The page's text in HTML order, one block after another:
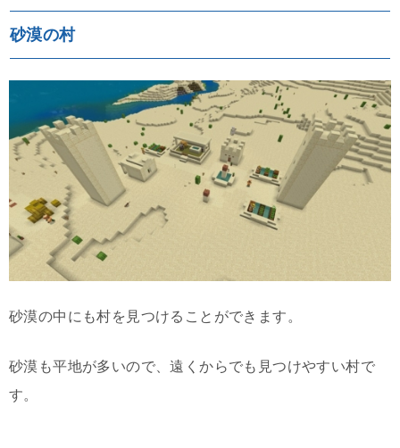
砂漠の村
砂漠の中にも村を見つけることができます。
砂漠も平地が多いので、遠くからでも見つけやすい村で
す。